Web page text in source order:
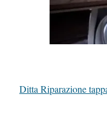
Ditta Riparazione